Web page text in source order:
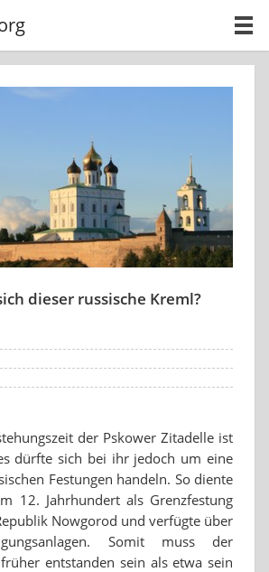
dieser russische Kreml?
der Pskower Zitadelle ist
dürfte sich bei ihr jedoch um eine
Festungen handeln. So diente
12. Jahrhundert als Grenzfestung
Nowgorod und verfügte über
Somit muss der
entstanden sein als etwa sein